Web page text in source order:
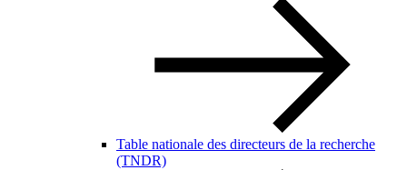
Table nationale des directeurs de la recherche
(TNDR)